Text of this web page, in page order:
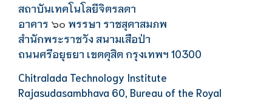
สถาบันเทคโนโลยีจิตรลดา
อาคาร ๖๐ พรรษา ราชสุดาสมภพ
สำนักพระราชวัง สนามเสือป่า
ถนนศรีอยุธยา เขตดุสิต กรุงเทพฯ 10300
Chitralada Technology Institute
Rajasudasambhava 60, Bureau of the Royal